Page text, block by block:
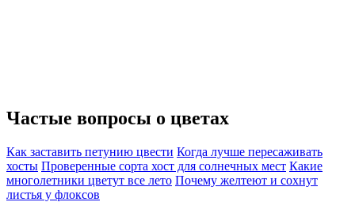
Частые вопросы о цветах
Как заставить петунию цвести Когда лучше пересаживать
хосты Проверенные сорта хост для солнечных мест Какие
многолетники цветут все лето Почему желтеют и сохнут
листья у флоксов